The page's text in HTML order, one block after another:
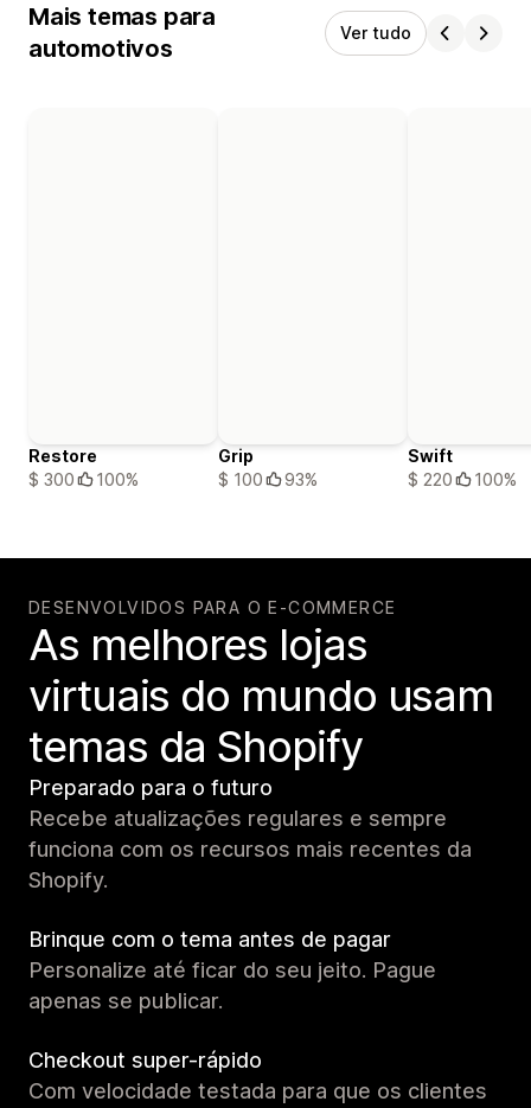
Mais temas para
automotivos
Ver tudo
Restore
$ 300
100%
Grip
$ 100
93%
Swift
$ 220
100%
DESENVOLVIDOS PARA O E-COMMERCE
As melhores lojas
virtuais do mundo usam
temas da Shopify
Preparado para o futuro
Recebe atualizações regulares e sempre
funciona com os recursos mais recentes da
Shopify.
Brinque com o tema antes de pagar
Personalize até ficar do seu jeito. Pague
apenas se publicar.
Checkout super-rápido
Com velocidade testada para que os clientes